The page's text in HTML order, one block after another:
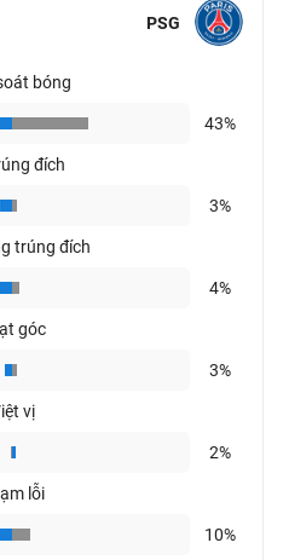
PSG
bóng
43%
đích
3%
trúng đích
4%
góc
3%
vị
2%
lỗi
10%